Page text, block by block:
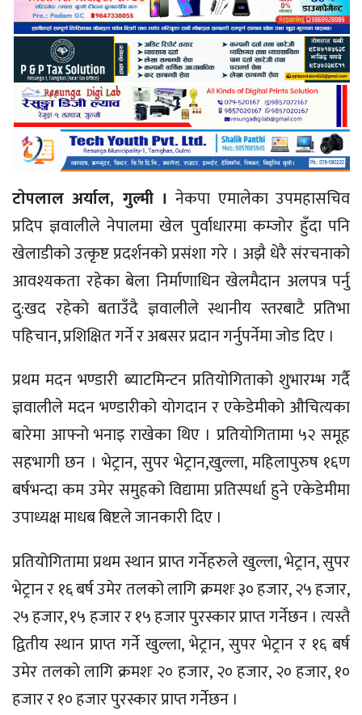
टाेपलाल अर्याल, गुल्मी । नेकपा एमालेका उपमहासचिव
प्रदिप ज्ञवालीले नेपालमा खेल पुर्वाधारमा कम्जोर हुँदा पनि
खेलाडीको उत्कृष्ट प्रदर्शनको प्रसंशा गरे । अझै धेरै संरचनाको
आवश्यकता रहेका बेला निर्माणाधिन खेलमैदान अलपत्र पर्नु
दु:खद रहेको बताउँदै ज्ञवालीले स्थानीय स्तरबाटै प्रतिभा
पहिचान, प्रशिक्षित गर्ने र अबसर प्रदान गर्नुपर्नेमा जोड दिए ।
प्रथम मदन भण्डारी ब्याटमिन्टन प्रतियोगिताको शुभारम्भ गर्दै
ज्ञवालीले मदन भण्डारीको योगदान र एकेडेमीको औचित्यका
बारेमा आफ्नो भनाइ राखेका थिए । प्रतियोगितामा ५२ समूह
सहभागी छन । भेट्रान, सुपर भेट्रान,खुल्ला, महिलापुरुष १६ण
बर्षभन्दा कम उमेर समुहको विद्यामा प्रतिस्पर्धा हुने एकेडेमीमा
उपाध्यक्ष माधब बिष्टले जानकारी दिए ।
प्रतियोगितामा प्रथम स्थान प्राप्त गर्नेहरुले खुल्ला, भेट्रान, सुपर
भेट्रान र १६ बर्ष उमेर तलको लागि क्रमशः ३० हजार, २५ हजार,
२५ हजार, १५ हजार र १५ हजार पुरस्कार प्राप्त गर्नेछन । त्यस्तै
द्वितीय स्थान प्राप्त गर्ने खुल्ला, भेट्रान, सुपर भेट्रान र १६ बर्ष
उमेर तलको लागि क्रमशः २० हजार, २० हजार, २० हजार, १०
हजार र १० हजार पुरस्कार प्राप्त गर्नेछन ।